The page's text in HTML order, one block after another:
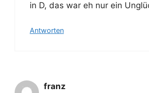
in D, das war eh nur ein
Antworten
franz